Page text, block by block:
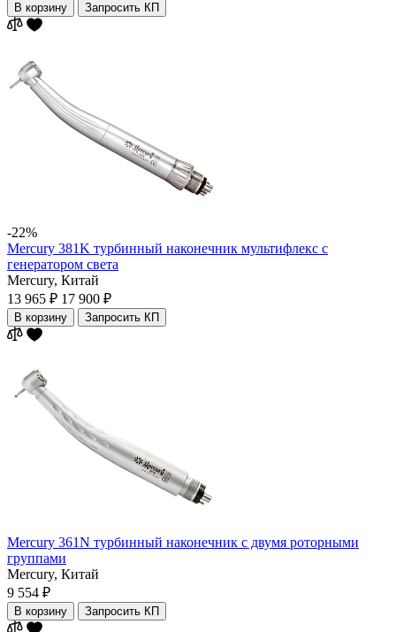
В корзину Запросить КП
-22%
Mercury 381K турбинный наконечник мультифлекс с
генератором света
Mercury, Китай
13 965 ₽ 17 900 ₽
В корзину Запросить КП
Mercury 361N турбинный наконечник с двумя роторными
группами
Mercury, Китай
9 554 ₽
В корзину Запросить КП